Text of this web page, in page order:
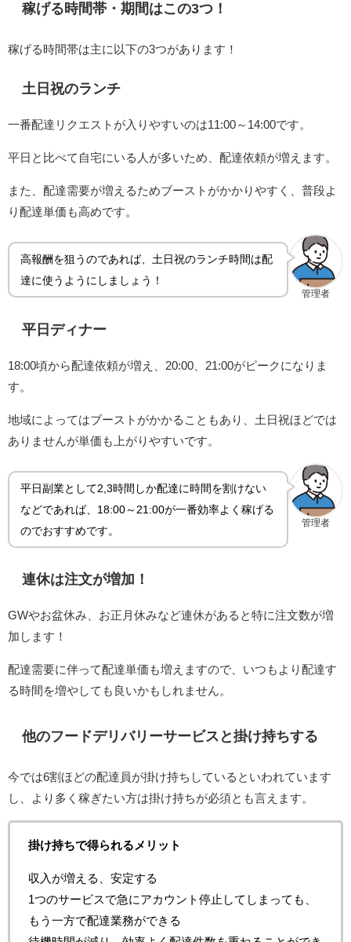
稼げる時間帯・期間はこの3つ！
稼げる時間帯は主に以下の3つがあります！
土日祝のランチ
一番配達リクエストが入りやすいのは11:00～14:00です。
平日と比べて自宅にいる人が多いため、配達依頼が増えます。
また、配達需要が増えるためブーストがかかりやすく、普段よ
り配達単価も高めです。
管理者
高報酬を狙うのであれば、土日祝のランチ時間は配
達に使うようにしましょう！
平日ディナー
18:00頃から配達依頼が増え、20:00、21:00がピークになりま
す。
地域によってはブーストがかかることもあり、土日祝ほどでは
ありませんが単価も上がりやすいです。
管理者
平日副業として2,3時間しか配達に時間を割けない
などであれば、18:00～21:00が一番効率よく稼げる
のでおすすめです。
連休は注文が増加！
GWやお盆休み、お正月休みなど連休があると特に注文数が増
加します！
配達需要に伴って配達単価も増えますので、いつもより配達す
る時間を増やしても良いかもしれません。
他のフードデリバリーサービスと掛け持ちする
今では6割ほどの配達員が掛け持ちしているといわれています
し、より多く稼ぎたい方は掛け持ちが必須とも言えます。
掛け持ちで得られるメリット
収入が増える、安定する
1つのサービスで急にアカウント停止してしまっても、
もう一方で配達業務ができる